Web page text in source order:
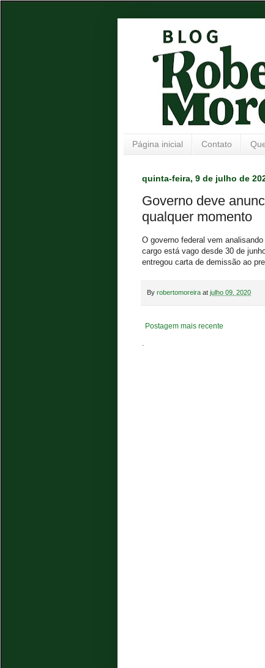
Página inicial Contato
quinta-feira, 9 de julho de
Governo deve
qualquer momento
O governo federal vem
cargo está vago desde 30 de
entregou carta de demissão ao
By robertomoreira at julho 09, 2020
Postagem mais recente
.